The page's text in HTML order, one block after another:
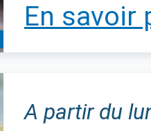
En savoir
A partir du